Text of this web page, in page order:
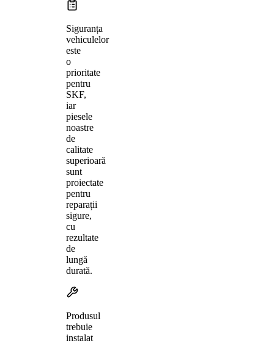
Siguranța
vehiculelor
este
o
prioritate
pentru
SKF,
iar
piesele
noastre
de
calitate
superioară
sunt
proiectate
pentru
reparații
sigure,
cu
rezultate
de
lungă
durată.
Produsul
trebuie
instalat